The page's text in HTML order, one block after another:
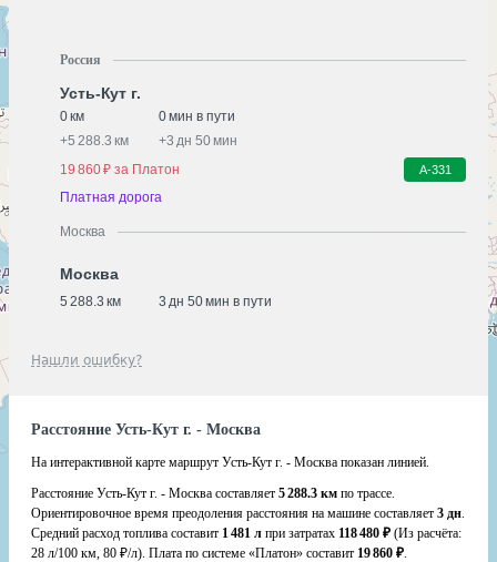
Россия
Усть-Кут г.
0 км
0 мин в пути
+5 288.3 км +3 дн 50 мин
19 860 ₽ за Платон
А-331
Платная дорога
Москва
Москва
5 288.3 км 3 дн 50 мин в пути
Нашли ошибку?
Расстояние Усть-Кут г. - Москва
На интерактивной карте маршрут Усть-Кут г. - Москва показан линией.
Расстояние Усть-Кут г. - Москва составляет 5 288.3 км по трассе.
Ориентировочное время преодоления расстояния на машине составляет 3 дн.
Средний расход топлива составит 1 481 л при затратах 118 480 ₽ (Из расчёта:
28 л/100 км, 80 ₽/л). Плата по системе «Платон» составит 19 860 ₽.